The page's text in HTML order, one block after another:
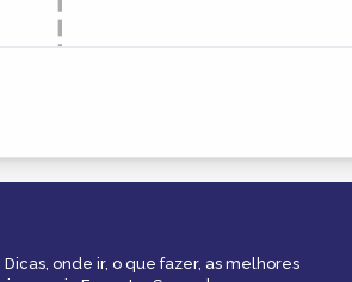
onde ir, o que fazer, as melhores